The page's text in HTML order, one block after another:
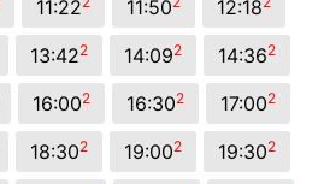
11:22 11:50 12:18
13:422 14:092 14:362
16:002 16:302 17:002
18:302 19:002 19:302